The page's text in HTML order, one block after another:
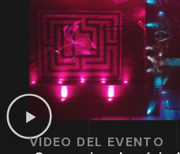
VIDEO DEL EVENTO